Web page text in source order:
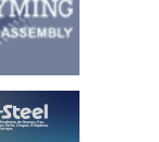
forma a serem
explica
da pesquisa.